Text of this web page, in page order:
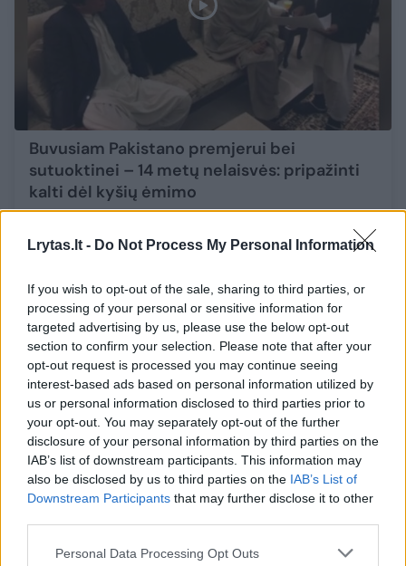
Lrytas.lt - Do Not Process My Personal Information
If you wish to opt-out of the sale, sharing to third parties, or
processing of your personal or sensitive information for
targeted advertising by us, please use the below opt-out
section to confirm your selection. Please note that after your
opt-out request is processed you may continue seeing
interest-based ads based on personal information utilized by
us or personal information disclosed to third parties prior to
your opt-out. You may separately opt-out of the further
disclosure of your personal information by third parties on the
IAB’s list of downstream participants. This information may
also be disclosed by us to third parties on the IAB’s List of
Downstream Participants that may further disclose it to other
Personal Data Processing Opt Outs
Buvusiam Pakistano premjerui bei
sutuoktinei – 14 metų nelaisvės: pripažinti
kalti dėl kyšių ėmimo
Buvęs Pakistano premjeras I. Khanas ir jo
žmona nuteisti kalėti 14 metų